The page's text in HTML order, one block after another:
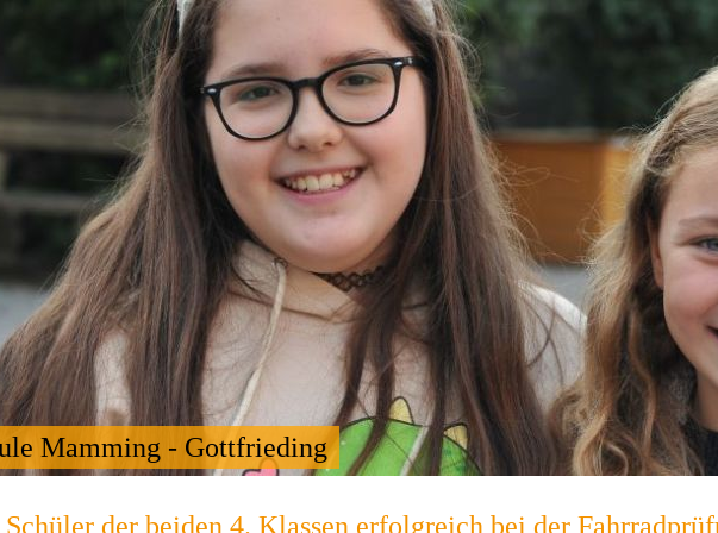
Mamming - Gottfrieding
Schüler der beiden 4. Klassen erfolgreich bei der